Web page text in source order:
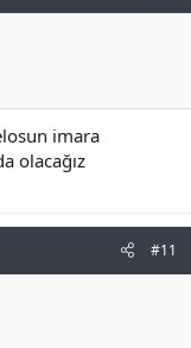
imara
olacağız
#11